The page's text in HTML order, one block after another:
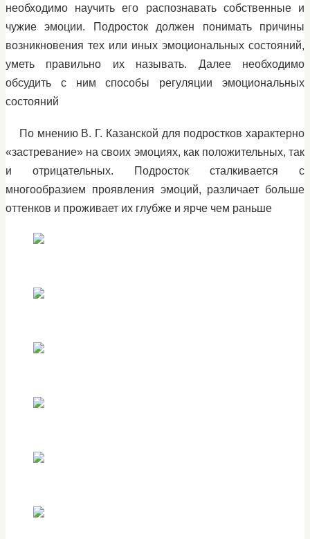
необходимо научить его распознавать собственные и
чужие эмоции. Подросток должен понимать причины
возникновения тех или иных эмоциональных состояний,
уметь правильно их называть. Далее необходимо
обсудить с ним способы регуляции эмоциональных
состояний
По мнению В. Г. Казанской для подростков характерно
«застревание» на своих эмоциях, как положительных, так
и отрицательных. Подросток сталкивается с
многообразием проявления эмоций, различает больше
оттенков и проживает их глубже и ярче чем раньше